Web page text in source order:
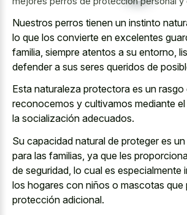
Nuestros perros tienen un instinto
lo que los convierte en excelentes
familia, siempre atentos a su entorno,
defender a sus seres queridos de
Esta naturaleza protectora es un rasgo
reconocemos y cultivamos mediante
la socialización adecuados.
Su capacidad natural de proteger es
para las familias, ya que les
de seguridad, lo cual es especialmente
los hogares con niños o mascotas que
protección adicional.